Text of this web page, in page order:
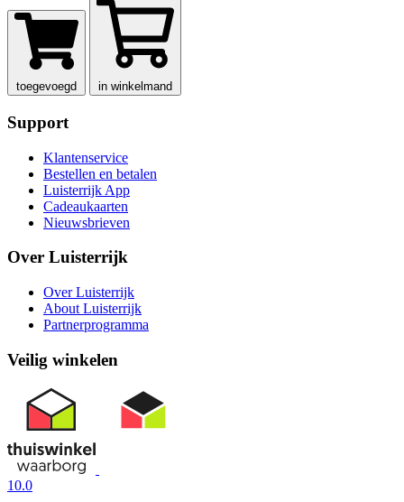
toegevoegd in winkelmand
Support
Klantenservice
Bestellen en betalen
Luisterrijk App
Cadeaukaarten
Nieuwsbrieven
Over Luisterrijk
Over Luisterrijk
About Luisterrijk
Partnerprogramma
Veilig winkelen
10.0